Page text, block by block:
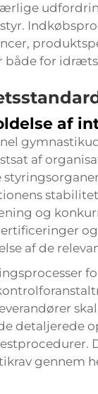
både for
af
af
og
af de
detaljerede
gennem